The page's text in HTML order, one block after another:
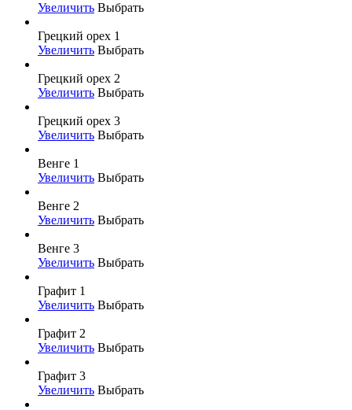
Увеличить Выбрать
Грецкий орех 1
Увеличить Выбрать
Грецкий орех 2
Увеличить Выбрать
Грецкий орех 3
Увеличить Выбрать
Венге 1
Увеличить Выбрать
Венге 2
Увеличить Выбрать
Венге 3
Увеличить Выбрать
Графит 1
Увеличить Выбрать
Графит 2
Увеличить Выбрать
Графит 3
Увеличить Выбрать